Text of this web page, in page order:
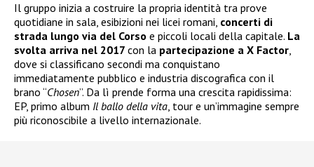
Il gruppo inizia a costruire la propria identità tra prove
quotidiane in sala, esibizioni nei licei romani, concerti di
strada lungo via del Corso e piccoli locali della capitale. La
svolta arriva nel 2017 con la partecipazione a X Factor,
dove si classificano secondi ma conquistano
immediatamente pubblico e industria discografica con il
brano “Chosen”. Da lì prende forma una crescita rapidissima:
EP, primo album Il ballo della vita, tour e un’immagine sempre
più riconoscibile a livello internazionale.